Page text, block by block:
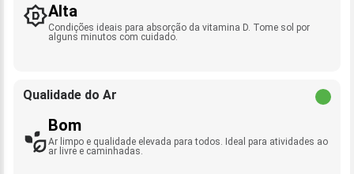
Alta
Condições ideais para absorção da vitamina D. Tome sol por
alguns minutos com cuidado.
Qualidade do Ar
Bom
Ar limpo e qualidade elevada para todos. Ideal para atividades ao
ar livre e caminhadas.